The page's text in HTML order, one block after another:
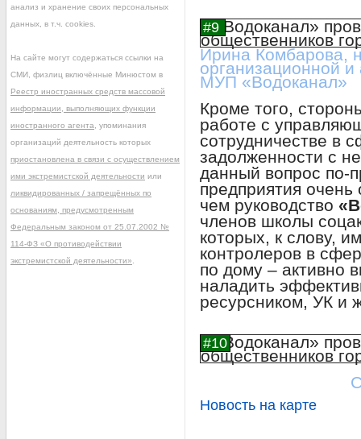
Ирина Комбарова,
организационной
МУП «Водоканал»
Кроме того,
работе с
сотрудничестве в
задолженности с
данный вопрос по-
предприятия очень
чем руководство
членов школы
которых, к слову,
контролеров в
по дому – активно
наладить
ресурсником, УК и
Новость на карте
анализ и хранение своих персональных
данных, в т.ч. cookies.
На сайте могут содержаться ссылки на
СМИ, физлиц включённые Минюстом в
Реестр иностранных средств массовой
информации, выполняющих функции
иностранного агента , упоминания
организаций деятельность которых
приостановлена в связи с осуществлением
ими экстремистской деятельности или
ликвидированных / запрещённых по
основаниям, предусмотренным
Федеральным законом от 25.07.2002 №
114-ФЗ «О противодействии
экстремистской деятельности»